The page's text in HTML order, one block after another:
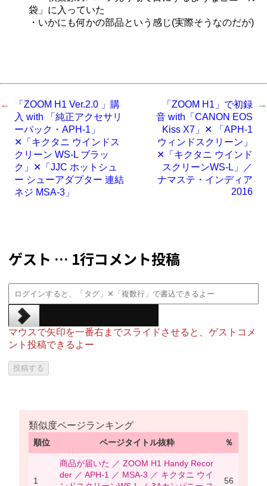
袋」に入っていた
・いかにも何かの部品という感じ(実際そうなのだが)
「ZOOM H1 Ver.2.0 」購
入 with 「純正アクセサリ
ーパック・APH-1」
✕「キクタニ ウインドス
クリーン WS-L ブラッ
ク」✕「JJC ホットシュ
ー シューアダプター 連結
ネジ MSA-3」
「ZOOM H1」で初録
音 with「CANON EOS
Kiss X7」✕ 「APH-1
ウィンドスクリーン」
✕「キクタニ ウインド
スクリーンWS-L」／
ナマステ・インディア
2016
ゲスト … 1行コメント投稿
マウスで矢印を一番右までスライドさせると、ゲストコメ
ント投稿できるよー
類似度ページランキング
順位 ページタイトル抜粋 ％
1
商品が届いた ／ ZOOM H1 Handy Recor
der ／ APH-1 ／ MSA-3 ／ キクタニ ウイ
56